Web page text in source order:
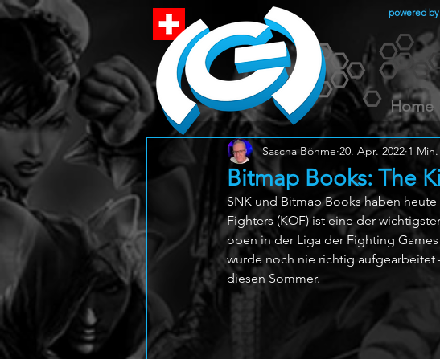
powered by
Home
Bitmap Books: The
Sascha Böhme 20. Apr. 2022 1
SNK und Bitmap Books haben
Fighters (KOF) ist eine der
oben in der Liga der Fighting
wurde noch nie richtig aufgearbeitet
diesen Sommer.